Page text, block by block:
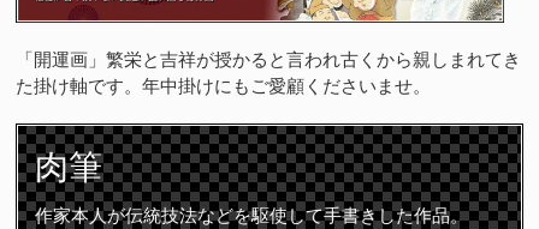
「開運画」繁栄と吉祥が授かると言われ古くから親しまれてき
た掛け軸です。年中掛けにもご愛顧くださいませ。
肉筆
作家本人が伝統技法などを駆使して手書きした作品。